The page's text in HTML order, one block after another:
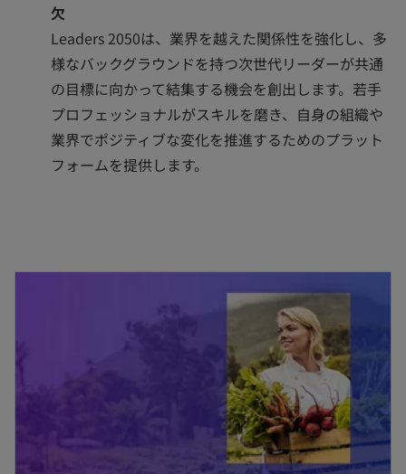
欠
Leaders 2050は、業界を越えた関係性を強化し、多
様なバックグラウンドを持つ次世代リーダーが共通
の目標に向かって結集する機会を創出します。若手
プロフェッショナルがスキルを磨き、自身の組織や
業界でポジティブな変化を推進するためのプラット
フォームを提供します。
新しいタブで開く